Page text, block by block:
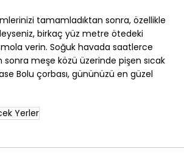
tamamladıktan sonra, özellikle
birkaç yüz metre ötedeki
verin. Soğuk havada saatlerce
meşe közü üzerinde pişen sıcak
Bolu çorbası, gününüzü en güzel
Yerler